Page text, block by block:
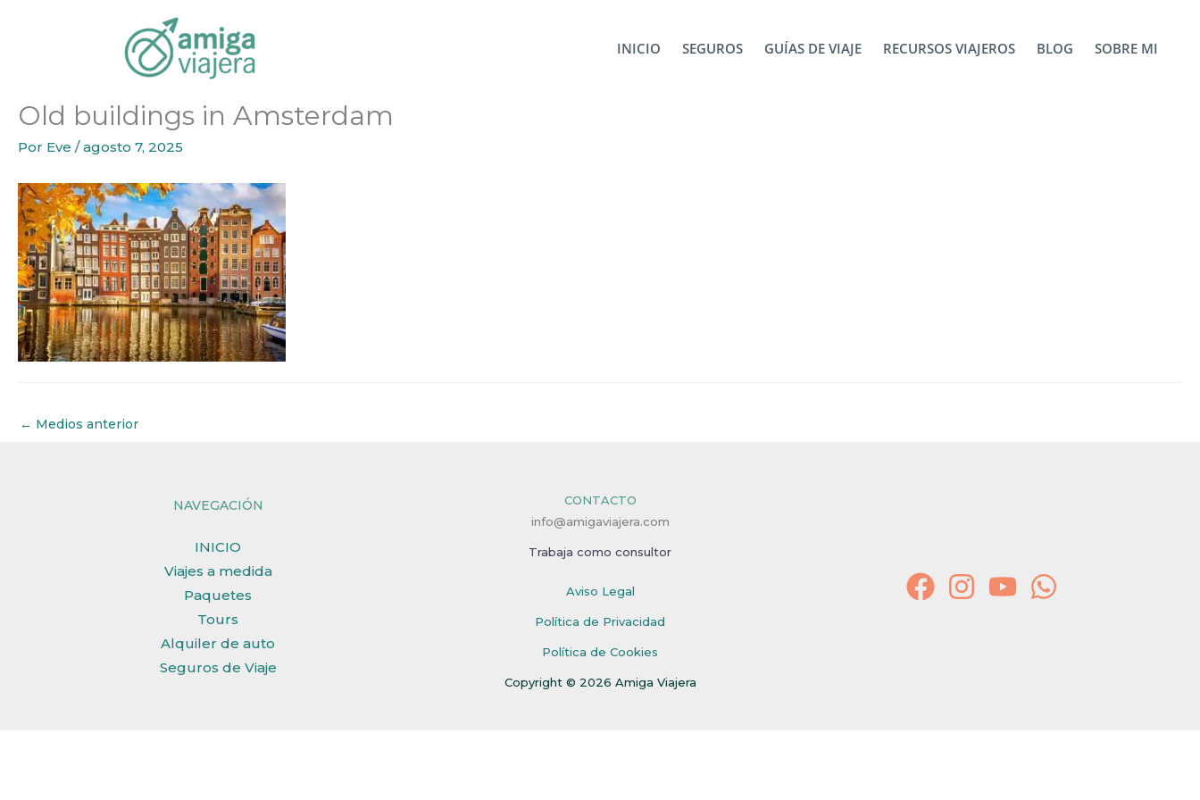
INICIO SEGUROS GUÍAS DE VIAJE RECURSOS VIAJEROS BLOG SOBRE MI
Old buildings in Amsterdam
Por Eve /agosto 7, 2025
← Medios anterior
NAVEGACIÓN
INICIO
Viajes a medida
Paquetes
Tours
Alquiler de auto
Seguros de Viaje
CONTACTO
info@amigaviajera.com
Trabaja como consultor
Aviso Legal
Política de Privacidad
Política de Cookies
Copyright © 2026 Amiga Viajera